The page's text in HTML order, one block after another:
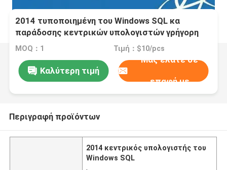
2014 τυποποιημένη του Windows SQL κα
παράδοσης κεντρικών υπολογιστών γρήγορη
MOQ：1 Τιμή：$10/pcs
Καλύτερη τιμή
Μας ελάτε σε
επαφή με
Περιγραφή προϊόντων
2014 κεντρικός υπολογιστής του
Windows SQL
,